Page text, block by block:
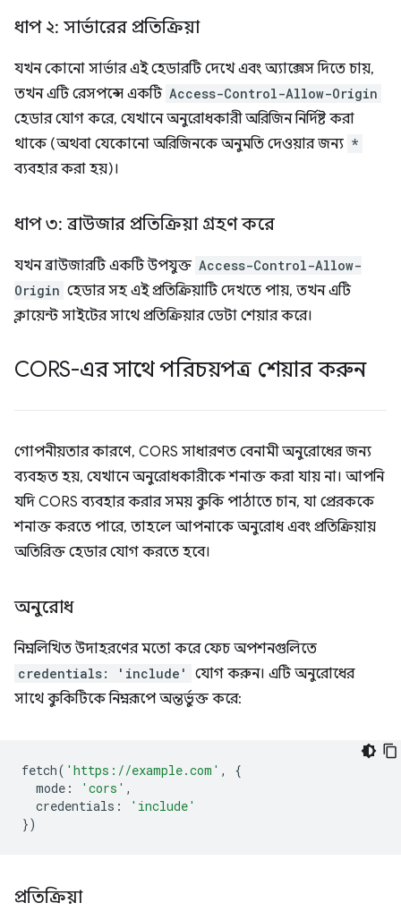
ধাপ ২: সার্ভারের প্রতিক্রিয়া
যখন কোনো সার্ভার এই হেডারটি দেখে এবং অ্যাক্সেস দিতে চায়,
তখন এটি রেসপন্সে একটি Access-Control-Allow-Origin
হেডার যোগ করে, যেখানে অনুরোধকারী অরিজিন নির্দিষ্ট করা
থাকে (অথবা যেকোনো অরিজিনকে অনুমতি দেওয়ার জন্য *
ব্যবহার করা হয়)।
ধাপ ৩: ব্রাউজার প্রতিক্রিয়া গ্রহণ করে
যখন ব্রাউজারটি একটি উপযুক্ত Access-Control-Allow-
Origin হেডার সহ এই প্রতিক্রিয়াটি দেখতে পায়, তখন এটি
ক্লায়েন্ট সাইটের সাথে প্রতিক্রিয়ার ডেটা শেয়ার করে।
CORS-এর সাথে পরিচয়পত্র শেয়ার করুন
গোপনীয়তার কারণে, CORS সাধারণত বেনামী অনুরোধের জন্য
ব্যবহৃত হয়, যেখানে অনুরোধকারীকে শনাক্ত করা যায় না। আপনি
যদি CORS ব্যবহার করার সময় কুকি পাঠাতে চান, যা প্রেরককে
শনাক্ত করতে পারে, তাহলে আপনাকে অনুরোধ এবং প্রতিক্রিয়ায়
অতিরিক্ত হেডার যোগ করতে হবে।
অনুরোধ
নিম্নলিখিত উদাহরণের মতো করে ফেচ অপশনগুলিতে
credentials: 'include'
যোগ করুন। এটি অনুরোধের
সাথে কুকিটিকে নিম্নরূপে অন্তর্ভুক্ত করে:
fetch( 'https://example.com' ,
{
mode : 'cors' ,
credentials :
'include'
})
প্রতিক্রিয়া